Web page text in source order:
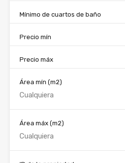
Mínimo de cuartos de baño
Precio mín
Precio máx
Área mín (m2)
Área máx (m2)